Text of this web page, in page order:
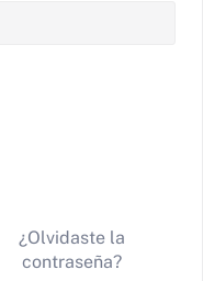
¿Olvidaste la
contraseña?